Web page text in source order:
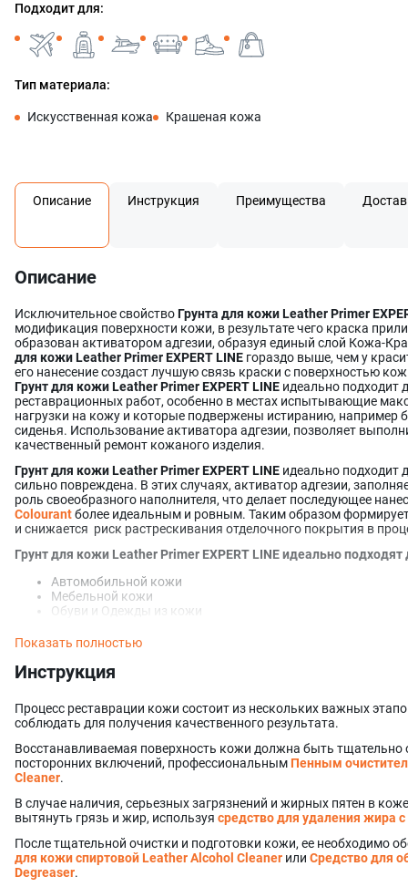
Подходит для:
Тип материала:
Искусственная кожа Крашеная кожа
Описание Инструкция Преимущества
Описание
Исключительное свойство Грунта для кожи Leather Primer
модификация поверхности кожи, в результате чего краска
образован активатором адгезии, образуя единый слой Кожа-
для кожи Leather Primer EXPERT LINE гораздо выше, чем у
его нанесение создаст лучшую связь краски с поверхностью
Грунт для кожи Leather Primer EXPERT LINE идеально подходит
реставрационных работ, особенно в местах испытывающие
нагрузки на кожу и которые подвержены истиранию, например
сиденья. Использование активатора адгезии, позволяет
качественный ремонт кожаного изделия.
Грунт для кожи Leather Primer EXPERT LINE идеально подходит
сильно повреждена. В этих случаях, активатор адгезии,
роль своеобразного наполнителя, что делает последующее
Colourantболее идеальным и ровным. Таким образом
и снижается риск растрескивания отделочного покрытия в
Грунт для кожи Leather Primer EXPERT LINE идеально
Автомобильной кожи
Мебельной кожи
Обуви и Одежды из кожи
Искусственной кожи
Дополнительные консультации о средствах для кожи Leather
При использовании нашего продукта крайне важно следовать
нанесением состава рекомендуется протестировать его на
позволит убедиться в отсутствии нежелательных реакций и
вашем комфорте и безопасности, поэтому настоятельно
Показать полностью
Инструкция
Процесс реставрации кожи состоит из нескольких важных
соблюдать для получения качественного результата.
Восстанавливаемая поверхность кожи должна быть тщательно
посторонних включений, профессиональным Пенным
Cleaner.
В случае наличия, серьезных загрязнений и жирных пятен в
вытянуть грязь и жир, используя средство для удаления жира
После тщательной очистки и подготовки кожи, ее необходимо
для кожи спиртовойLeather Alcohol Cleaner или Средство для
Degreaser.